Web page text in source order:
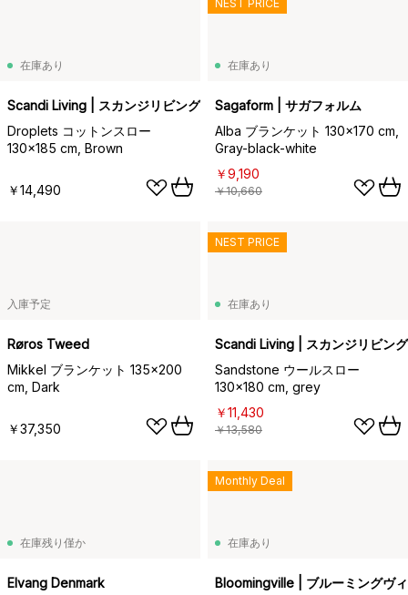
在庫あり
Scandi Living | スカンジリビング
Droplets コットンスロー
130x185 cm, Brown
￥14,490
在庫あり
Sagaform | サガフォルム
Alba ブランケット 130x170 cm,
Gray-black-white
￥9,190
￥10,660
NEST PRICE
入庫予定
Røros Tweed
Mikkel ブランケット 135x200
cm, Dark
￥37,350
在庫あり
Scandi Living | スカンジリビング
Sandstone ウールスロー
130x180 cm, grey
￥11,430
￥13,580
NEST PRICE
在庫残り僅か
Elvang Denmark
在庫あり
Bloomingville | ブルーミングヴ
Monthly Deal